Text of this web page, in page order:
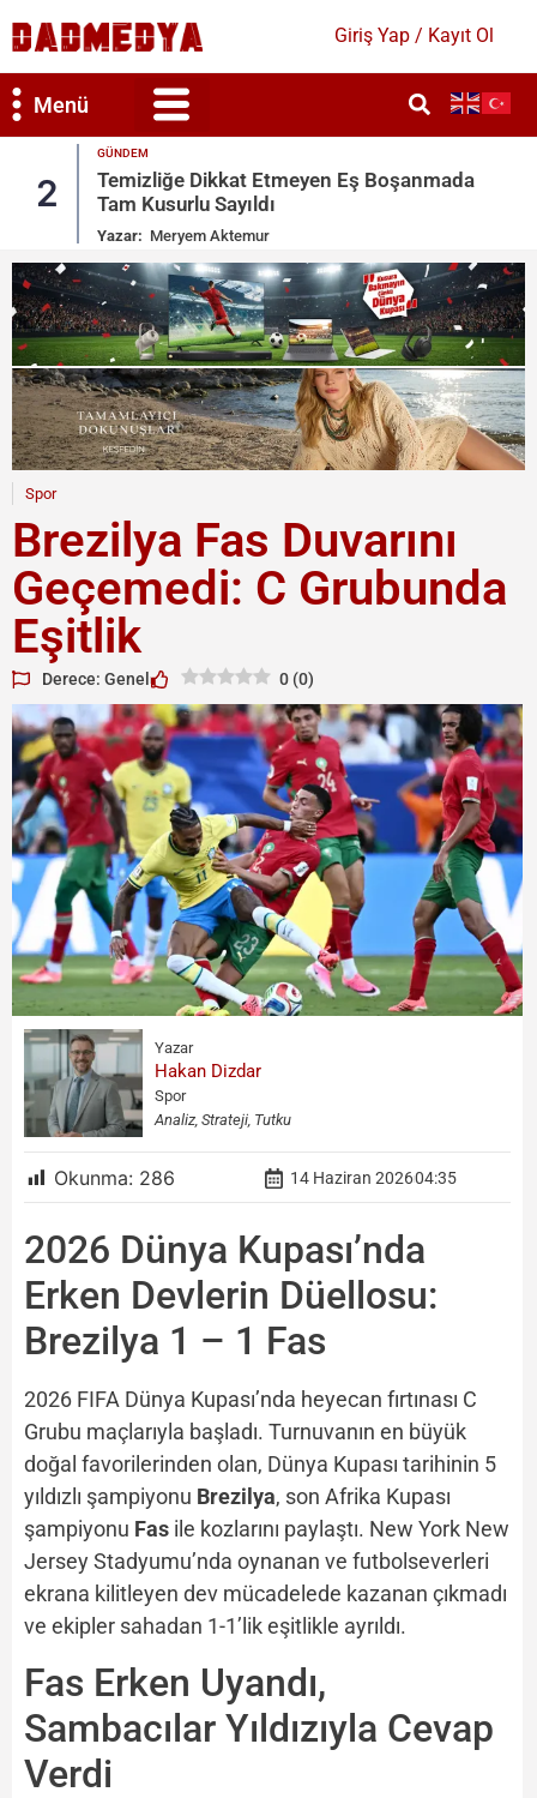
Giriş Yap / Kayıt Ol
Menü
2
GÜNDEM
Temizliğe Dikkat Etmeyen Eş Boşanmada
Tam Kusurlu Sayıldı
Yazar: Meryem Aktemur
Spor
Brezilya Fas Duvarını
Geçemedi: C Grubunda
Eşitlik
Derece: Genel 0 (0)
Yazar
Hakan Dizdar
Spor
Analiz, Strateji, Tutku
Okunma: 286 14 Haziran 202604:35
2026 Dünya Kupası’nda
Erken Devlerin Düellosu:
Brezilya 1 – 1 Fas
2026 FIFA Dünya Kupası’nda heyecan fırtınası C
Grubu maçlarıyla başladı. Turnuvanın en büyük
doğal favorilerinden olan, Dünya Kupası tarihinin 5
yıldızlı şampiyonu Brezilya, son Afrika Kupası
şampiyonu Fas ile kozlarını paylaştı. New York New
Jersey Stadyumu’nda oynanan ve futbolseverleri
ekrana kilitleyen dev mücadelede kazanan çıkmadı
ve ekipler sahadan 1-1’lik eşitlikle ayrıldı.
Fas Erken Uyandı,
Sambacılar Yıldızıyla Cevap
Verdi